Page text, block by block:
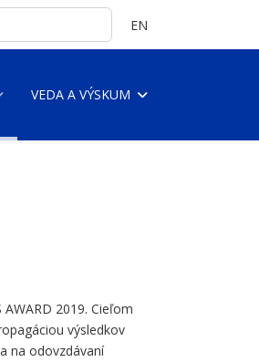
Search
...
Vyberte váš jazyk
EN
VEDA A VÝSKUM
2019. Cieľom
výsledkov
na odovzdávaní